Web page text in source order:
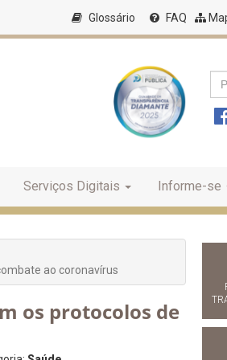
Glossário FAQ
Serviços Digitais Informe-se
ao coronavírus
os protocolos de